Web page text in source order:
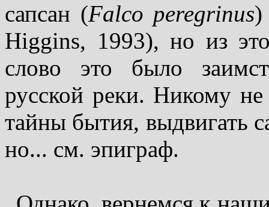
сапсан (Falco peregrinus)
Higgins, 1993), но из
слово это было
русской реки. Никому не
тайны бытия, выдвигать
но... см. эпиграф.